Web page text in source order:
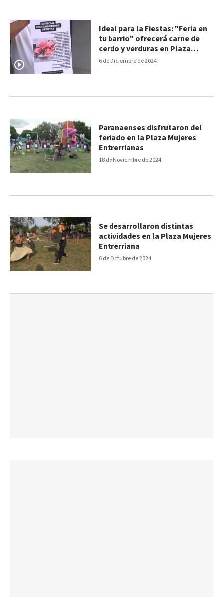
6 de Diciembre de 2024
Ideal para la Fiestas: "Feria en
tu barrio" ofrecerá carne de
cerdo y verduras en Plaza
Mujeres Entrerrianas
18 de Noviembre de 2024
Paranaenses disfrutaron del
feriado en la Plaza Mujeres
Entrerrianas
6 de Octubre de 2024
Se desarrollaron distintas
actividades en la Plaza Mujeres
Entrerriana